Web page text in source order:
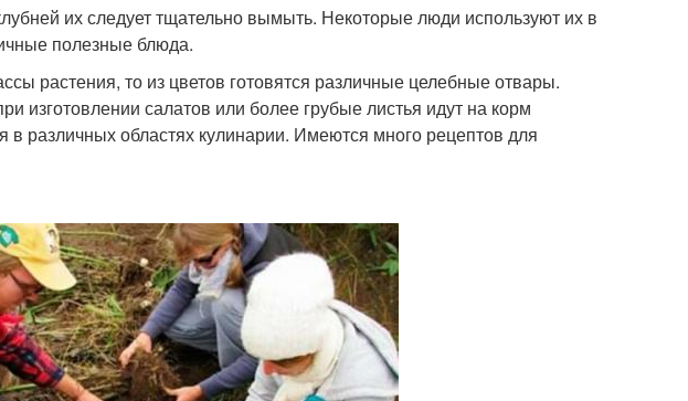
их следует тщательно вымыть. Некоторые люди используют их в
полезные блюда.
растения, то из цветов готовятся различные целебные отвары.
изготовлении салатов или более грубые листья идут на корм
различных областях кулинарии. Имеются много рецептов для